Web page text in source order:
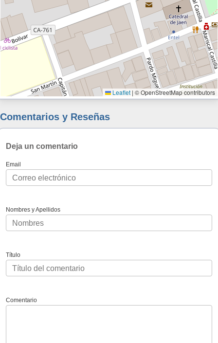
Leaflet | © OpenStreetMap contributors
Comentarios y Reseñas
Deja un comentario
Email
Nombres y Apellidos
Título
Comentario